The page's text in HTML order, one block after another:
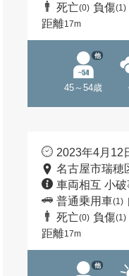
死亡(0) 負傷(1)
距離17m
45～54歳
他
2023年4月12
名古屋市瑞穂
車両相互 小破
普通乗用車(1)
死亡(0) 負傷(1)
距離17m
他